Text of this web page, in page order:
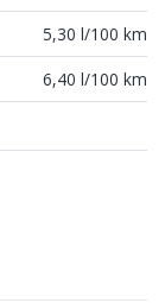
5,30 l/100 km
6,40 l/100 km